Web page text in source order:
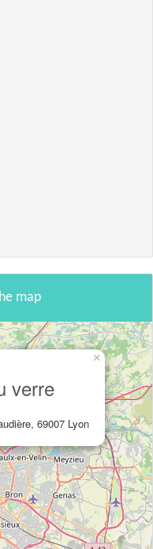
map
verre
69007 Lyon
×